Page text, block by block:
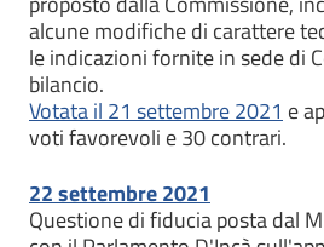
alcune modifiche di carattere
le indicazioni fornite in sede di
bilancio.
Votata il 21 settembre 2021 e
voti favorevoli e 30 contrari.
22 settembre 2021
Questione di fiducia posta dal